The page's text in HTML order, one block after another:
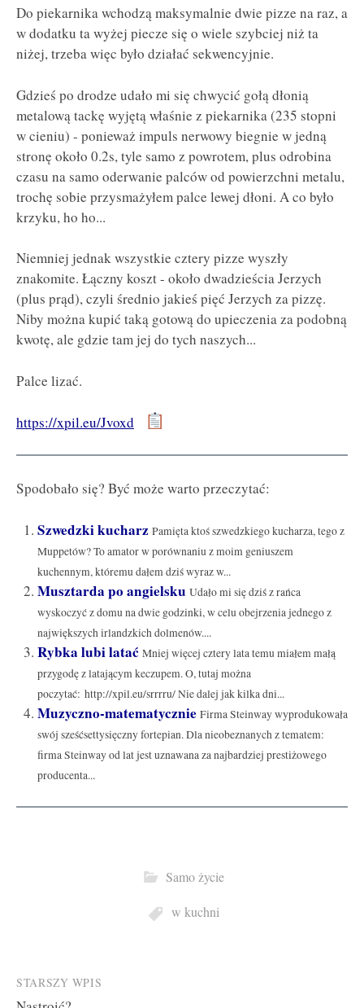
Do piekarnika wchodzą maksymalnie dwie pizze na raz, a
w dodatku ta wyżej piecze się o wiele szybciej niż ta
niżej, trzeba więc było działać sekwencyjnie.
Gdzieś po drodze udało mi się chwycić gołą dłonią
metalową tackę wyjętą właśnie z piekarnika (235 stopni
w cieniu) - ponieważ impuls nerwowy biegnie w jedną
stronę około 0.2s, tyle samo z powrotem, plus odrobina
czasu na samo oderwanie palców od powierzchni metalu,
trochę sobie przysmażyłem palce lewej dłoni. A co było
krzyku, ho ho...
Niemniej jednak wszystkie cztery pizze wyszły
znakomite. Łączny koszt - około dwadzieścia Jerzych
(plus prąd), czyli średnio jakieś pięć Jerzych za pizzę.
Niby można kupić taką gotową do upieczenia za podobną
kwotę, ale gdzie tam jej do tych naszych...
Palce lizać.
https://xpil.eu/Jvoxd
Spodobało się? Być może warto przeczytać:
Szwedzki kucharz Pamięta ktoś szwedzkiego kucharza, tego z
Muppetów? To amator w porównaniu z moim geniuszem
kuchennym, któremu dałem dziś wyraz w...
Musztarda po angielsku Udało mi się dziś z rańca
wyskoczyć z domu na dwie godzinki, w celu obejrzenia jednego z
największych irlandzkich dolmenów....
Rybka lubi latać Mniej więcej cztery lata temu miałem małą
przygodę z latającym keczupem. O, tutaj można
poczytać: http://xpil.eu/srrrru/ Nie dalej jak kilka dni...
Muzyczno-matematycznie Firma Steinway wyprodukowała
swój sześćsettysięczny fortepian. Dla nieobeznanych z tematem:
firma Steinway od lat jest uznawana za najbardziej prestiżowego
producenta...
Samo życie
w kuchni
Post
STARSZY WPIS